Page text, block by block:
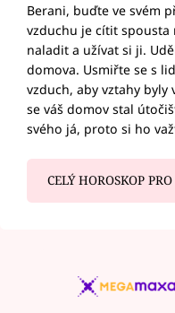
Berani, buďte ve svém
vzduchu je cítit spousta
naladit a užívat si ji.
domova. Usmiřte se s
vzduch, aby vztahy
se váš domov stal
svého já, proto si ho
CELÝ HOROSKOP